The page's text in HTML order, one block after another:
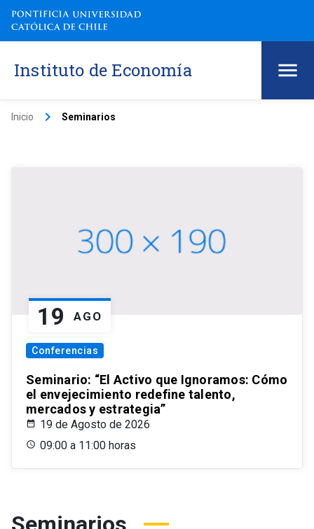
Instituto de Economía
Inicio keyboard_arrow_right Seminarios
19 AGO
Conferencias
Seminario: “El Activo que Ignoramos: Cómo
el envejecimiento redefine talento,
mercados y estrategia”
19 de Agosto de 2026
09:00 a 11:00 horas